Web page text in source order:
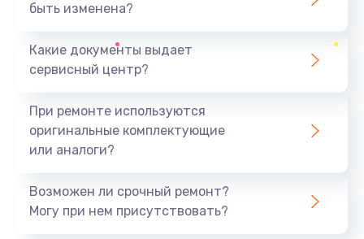
быть изменена?
Какие документы выдает
сервисный центр?
При ремонте используются
оригинальные комплектующие
или аналоги?
Возможен ли срочный ремонт?
Могу при нем присутствовать?